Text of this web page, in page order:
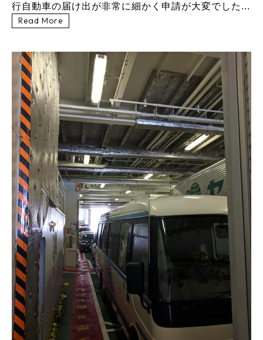
行自動車の届け出が非常に細かく申請が大変でした...
Read More